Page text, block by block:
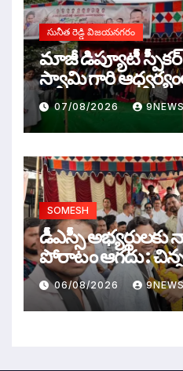
సునీత రెడ్డి విజయనగరం
మాజీ డిప్యూటీ స్పీకర్
స్వామి గారి
WAR
07/08/2026
SOMESH
డీఎస్సీ
పోరాటం ఆగదు : చిన్న శ్రీను
సహస్ర
06/08/2026